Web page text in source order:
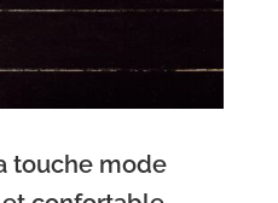
touche mode